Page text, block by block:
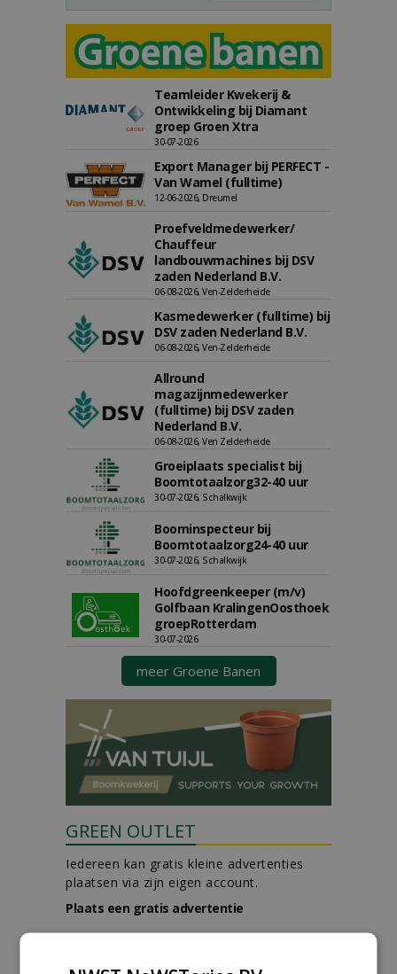
Teamleider Kwekerij &
Ontwikkeling bij Diamant
groep Groen Xtra
30-07-2026
Export Manager bij PERFECT -
Van Wamel (fulltime)
12-06-2026, Dreumel
Proefveldmedewerker/
Chauffeur
landbouwmachines bij DSV
zaden Nederland B.V.
06-08-2026, Ven-Zelderheide
Kasmedewerker (fulltime) bij
DSV zaden Nederland B.V.
06-08-2026, Ven-Zelderheide
Allround
magazijnmedewerker
(fulltime) bij DSV zaden
Nederland B.V.
06-08-2026, Ven Zelderheide
Groeiplaats specialist bij
Boomtotaalzorg32-40 uur
30-07-2026, Schalkwijk
Boominspecteur bij
Boomtotaalzorg24-40 uur
30-07-2026, Schalkwijk
Hoofdgreenkeeper (m/v)
Golfbaan KralingenOosthoek
groepRotterdam
30-07-2026
meer Groene Banen
GREEN OUTLET
Iedereen kan gratis kleine advertenties
plaatsen via zijn eigen account.
Plaats een gratis advertentie